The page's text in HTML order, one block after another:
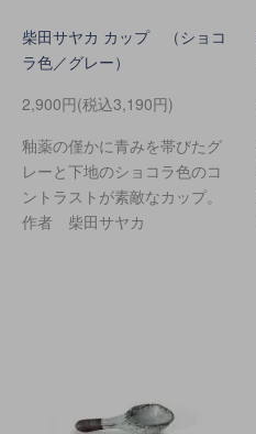
柴田サヤカ カップ （ショコ
ラ色／グレー）
2,900円(税込3,190円)
釉薬の僅かに青みを帯びたグ
レーと下地のショコラ色のコ
ントラストが素敵なカップ。
作者 柴田サヤカ